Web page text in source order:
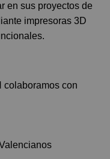
en sus proyectos de
impresoras 3D
colaboramos con